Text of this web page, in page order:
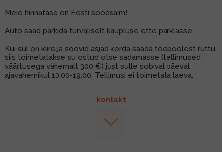
Meie hinnatase on Eesti soodsaim!
Auto saad parkida turvaliselt kaupluse ette parklasse.
Kui sul on kiire ja soovid asjad korda saada tõepoolest ruttu,
siis toimetatakse su ostud otse sadamasse (tellimused
väärtusega vähemalt 300 €) just sulle sobival päeval
ajavahemikul 10:00-19:00. Tellimusi ei toimetata laeva.
kontakt